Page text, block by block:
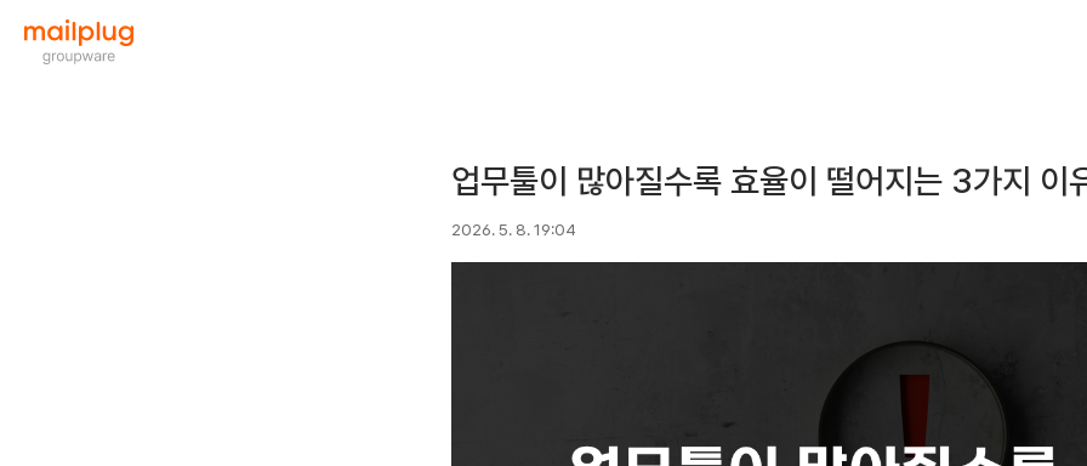
업무툴이 많아질수록 효율이 떨어지는 3가지 이
2026. 5. 8. 19:04